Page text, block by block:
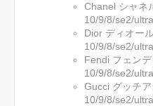
Chanel シャネ
10/9/8/se2/
Dior ディオー
10/9/8/se2/
Fendi フェン
10/9/8/se2/
Gucci グッチ
10/9/8/se2/